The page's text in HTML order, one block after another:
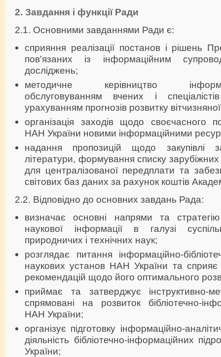
2. Завдання і функції Ради
2.1. Основними завданнями Ради є:
сприяння реалізації постанов і рішень
пов'язаних із інформаційним
досліджень;
методичне керівництво
обслуговуванням вчених і
урахуванням прогнозів розвитку
організація заходів щодо своєчасного
НАН України новими інформаційними
надання пропозицій щодо закупівлі
літератури, формування списку
для централізованої передплати та
світових баз даних за рахунок коштів
2.2. Відповідно до основних завдань Рада:
визначає основні напрями та
наукової інформації в галузі
природничих і технічних наук;
розглядає питання інформаційно-
наукових установ НАН України та сприяє
рекомендацій щодо його оптимального
приймає та затверджує інструктивно-
спрямовані на розвиток бібліотечно-
НАН України;
організує підготовку інформаційно-
діяльність бібліотечно-інформаційних
України;